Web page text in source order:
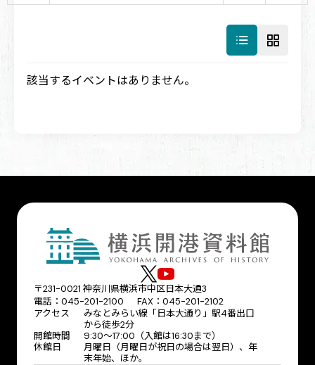
該当するイベントはありません。
〒231-0021 神奈川県横浜市中区日本大通3
電話：045-201-2100 FAX：045-201-2102
アクセス
みなとみらい線「日本大通り」駅4番出口
から徒歩2分
開館時間
9:30〜17:00（入館は16:30まで）
休館日
月曜日（月曜日が祝日の場合は翌日）、年
末年始、ほか。